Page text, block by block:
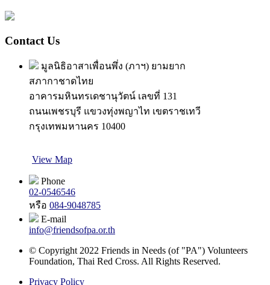
Contact Us
มูลนิธิอาสาเพื่อนพึ่ง (ภาฯ) ยามยาก
สภากาชาดไทย
อาคารมหินทรเดชานุวัตน์ เลขที่ 131
ถนนเพชรบุรี แขวงทุ่งพญาไท เขตราชเทวี
กรุงเทพมหานคร 10400
View Map
Phone
02-0546546
หรือ 084-9048785
E-mail
info@friendsofpa.or.th
© Copyright 2022 Friends in Needs (of "PA") Volunteers
Foundation, Thai Red Cross. All Rights Reserved.
Privacy Policy